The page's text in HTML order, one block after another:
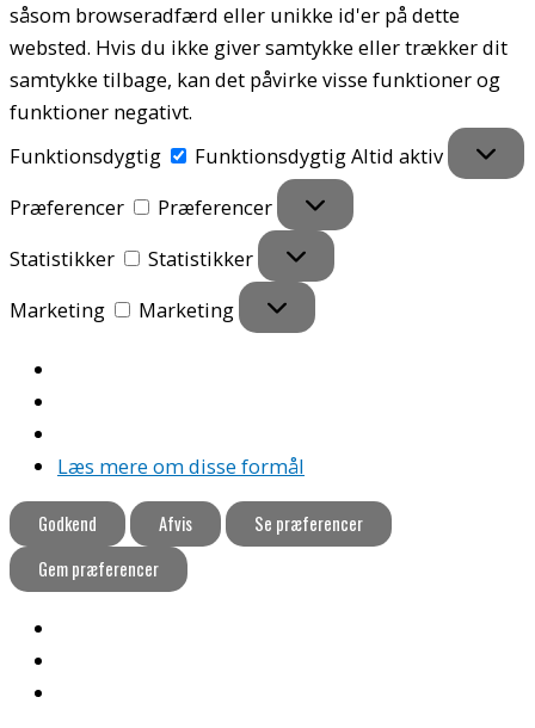
såsom browseradfærd eller unikke id'er på dette
websted. Hvis du ikke giver samtykke eller trækker dit
samtykke tilbage, kan det påvirke visse funktioner og
funktioner negativt.
Funktionsdygtig
FunktionsdygtigAltid aktiv
Præferencer
Præferencer
Statistikker
Statistikker
Marketing
Marketing
Læs mere om disse formål
Godkend Afvis
Se præferencer
Gem præferencer